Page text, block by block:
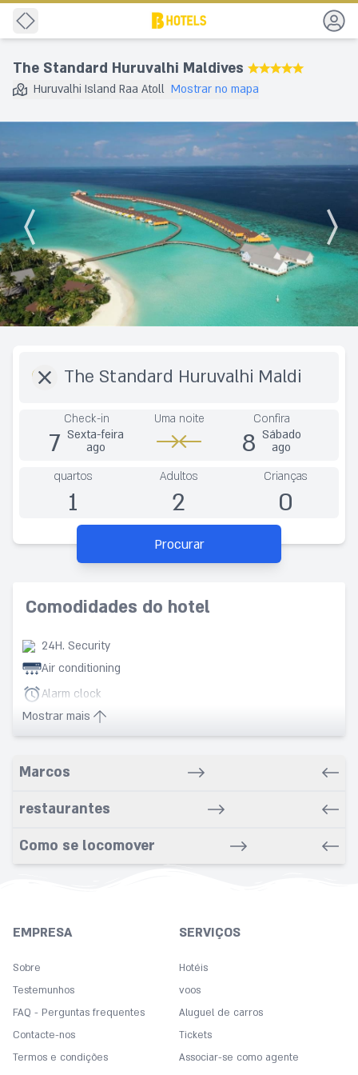
Voltar
The Standard Huruvalhi Maldives ★★★★★
Huruvalhi Island Raa Atoll Mostrar no mapa
Check-in
7 Sexta-feira
ago
Uma noite Confira
8 Sábado
ago
quartos
1
Adultos
2
Crianças
0
Procurar
Comodidades do hotel
24H. Security
Air conditioning
Alarm clock
Babysitting service
Bar/Snack/CafEn'
Bathrobe
Bathroom
Beach nearby
Buffet
Chapel
Cleaning
Coffee
Concierge
Mostrar mais
Marcos
restaurantes
Como se locomover
EMPRESA
Sobre
Testemunhos
FAQ - Perguntas frequentes
Contacte-nos
Termos e condições
SERVIÇOS
Hotéis
voos
Aluguel de carros
Tickets
Associar-se como agente